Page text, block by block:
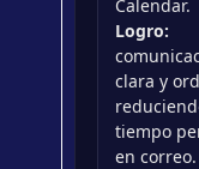
Calendar.
Logro:
clara y
tiempo
en correo.